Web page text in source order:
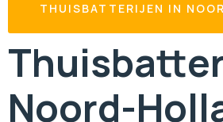
THUISBATTERIJEN IN
Noord-